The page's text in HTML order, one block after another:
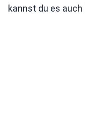
kannst du es